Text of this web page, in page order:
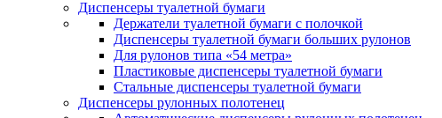
Диспенсеры туалетной бумаги
Держатели туалетной бумаги с полочкой
Диспенсеры туалетной бумаги больших рулонов
Для рулонов типа «54 метра»
Пластиковые диспенсеры туалетной бумаги
Стальные диспенсеры туалетной бумаги
Диспенсеры рулонных полотенец